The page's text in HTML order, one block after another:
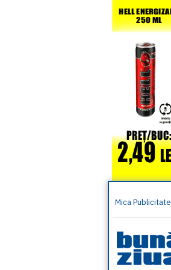
Mica Publicitate